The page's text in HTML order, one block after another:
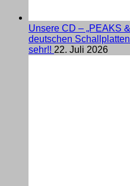
Unsere CD – „PEAKS
deutschen
sehr!! 22. Juli 2026